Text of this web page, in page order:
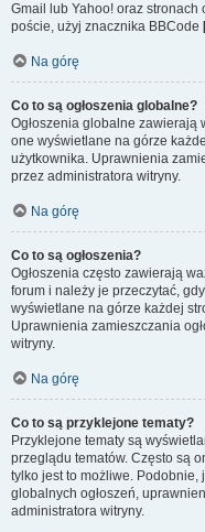
Gmail lub Yahoo! oraz stronach
poście, użyj znacznika BBCode
Na górę
Co to są ogłoszenia globalne?
Ogłoszenia globalne zawierają
one wyświetlane na górze
użytkownika. Uprawnienia
przez administratora witryny.
Na górę
Co to są ogłoszenia?
Ogłoszenia często zawierają
forum i należy je przeczytać,
wyświetlane na górze każdej
Uprawnienia zamieszczania
witryny.
Na górę
Co to są przyklejone tematy?
Przyklejone tematy są
przeglądu tematów. Często są
tylko jest to możliwe. Podobnie,
globalnych ogłoszeń,
administratora witryny.